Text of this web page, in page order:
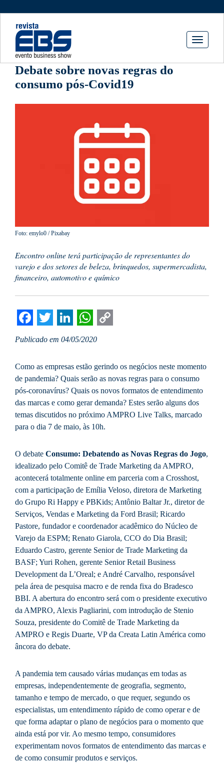
Toggle
Debate sobre novas regras do
consumo pós-Covid19
Foto: emylo0 / Pixabay
Encontro online terá participação de representantes do
varejo e dos setores de beleza, brinquedos, supermercadista,
financeiro, automotivo e químico
Facebook
Twitter
LinkedIn
WhatsApp
Publicado em 04/05/2020
Como as empresas estão gerindo os negócios neste momento
de pandemia? Quais serão as novas regras para o consumo
pós-coronavírus? Quais os novos formatos de entendimento
das marcas e como gerar demanda? Estes serão alguns dos
temas discutidos no próximo AMPRO Live Talks, marcado
para o dia 7 de maio, às 10h.
O debate Consumo: Debatendo as Novas Regras do Jogo,
idealizado pelo Comitê de Trade Marketing da AMPRO,
acontecerá totalmente online em parceria com a Crosshost,
com a participação de Emília Veloso, diretora de Marketing
do Grupo Ri Happy e PBKids; Antônio Baltar Jr., diretor de
Serviços, Vendas e Marketing da Ford Brasil; Ricardo
Pastore, fundador e coordenador acadêmico do Núcleo de
Varejo da ESPM; Renato Giarola, CCO do Dia Brasil;
Eduardo Castro, gerente Senior de Trade Marketing da
BASF; Yuri Rohen, gerente Senior Retail Business
Development da L’Oreal; e André Carvalho, responsável
pela área de pesquisa macro e de renda fixa do Bradesco
BBI. A abertura do encontro será com o presidente executivo
da AMPRO, Alexis Pagliarini, com introdução de Stenio
Souza, presidente do Comitê de Trade Marketing da
AMPRO e Regis Duarte, VP da Creata Latin América como
âncora do debate.
A pandemia tem causado várias mudanças em todas as
empresas, independentemente de geografia, segmento,
tamanho e tempo de mercado, o que requer, segundo os
especialistas, um entendimento rápido de como operar e de
que forma adaptar o plano de negócios para o momento que
ainda está por vir. Ao mesmo tempo, consumidores
experimentam novos formatos de entendimento das marcas e
de como consumir produtos e serviços.